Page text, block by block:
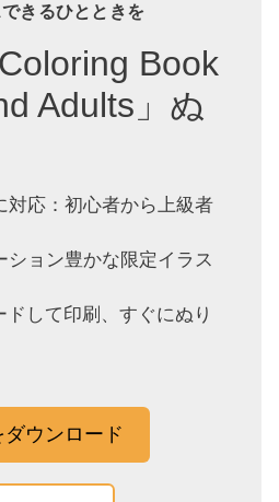
きるひとときを
Book
Adults」ぬ
対応：初心者から上級者
ション豊かな限定イラス
ドして印刷、すぐにぬり
ウンロード